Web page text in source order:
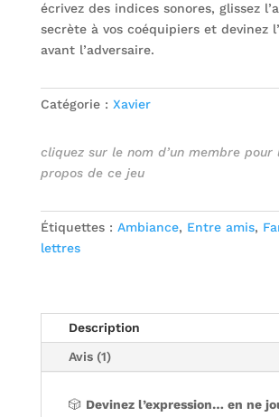
écrivez des indices sonores, glissez
secrète à vos coéquipiers et devinez
avant l’adversaire.
Catégorie : Xavier
cliquez sur le nom d’un membre
propos de ce jeu
Étiquettes : Ambiance, Entre amis,
lettres
Description
Avis (1)
🎲 Devinez l’expression… en ne